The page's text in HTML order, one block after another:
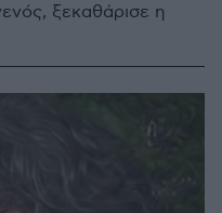
ξεκαθάρισε η